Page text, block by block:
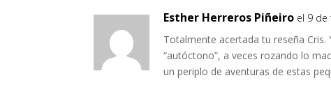
Esther Herreros Piñeiro el 9 de
Totalmente acertada tu reseña
“autóctono”, a veces rozando lo
un periplo de aventuras de estas